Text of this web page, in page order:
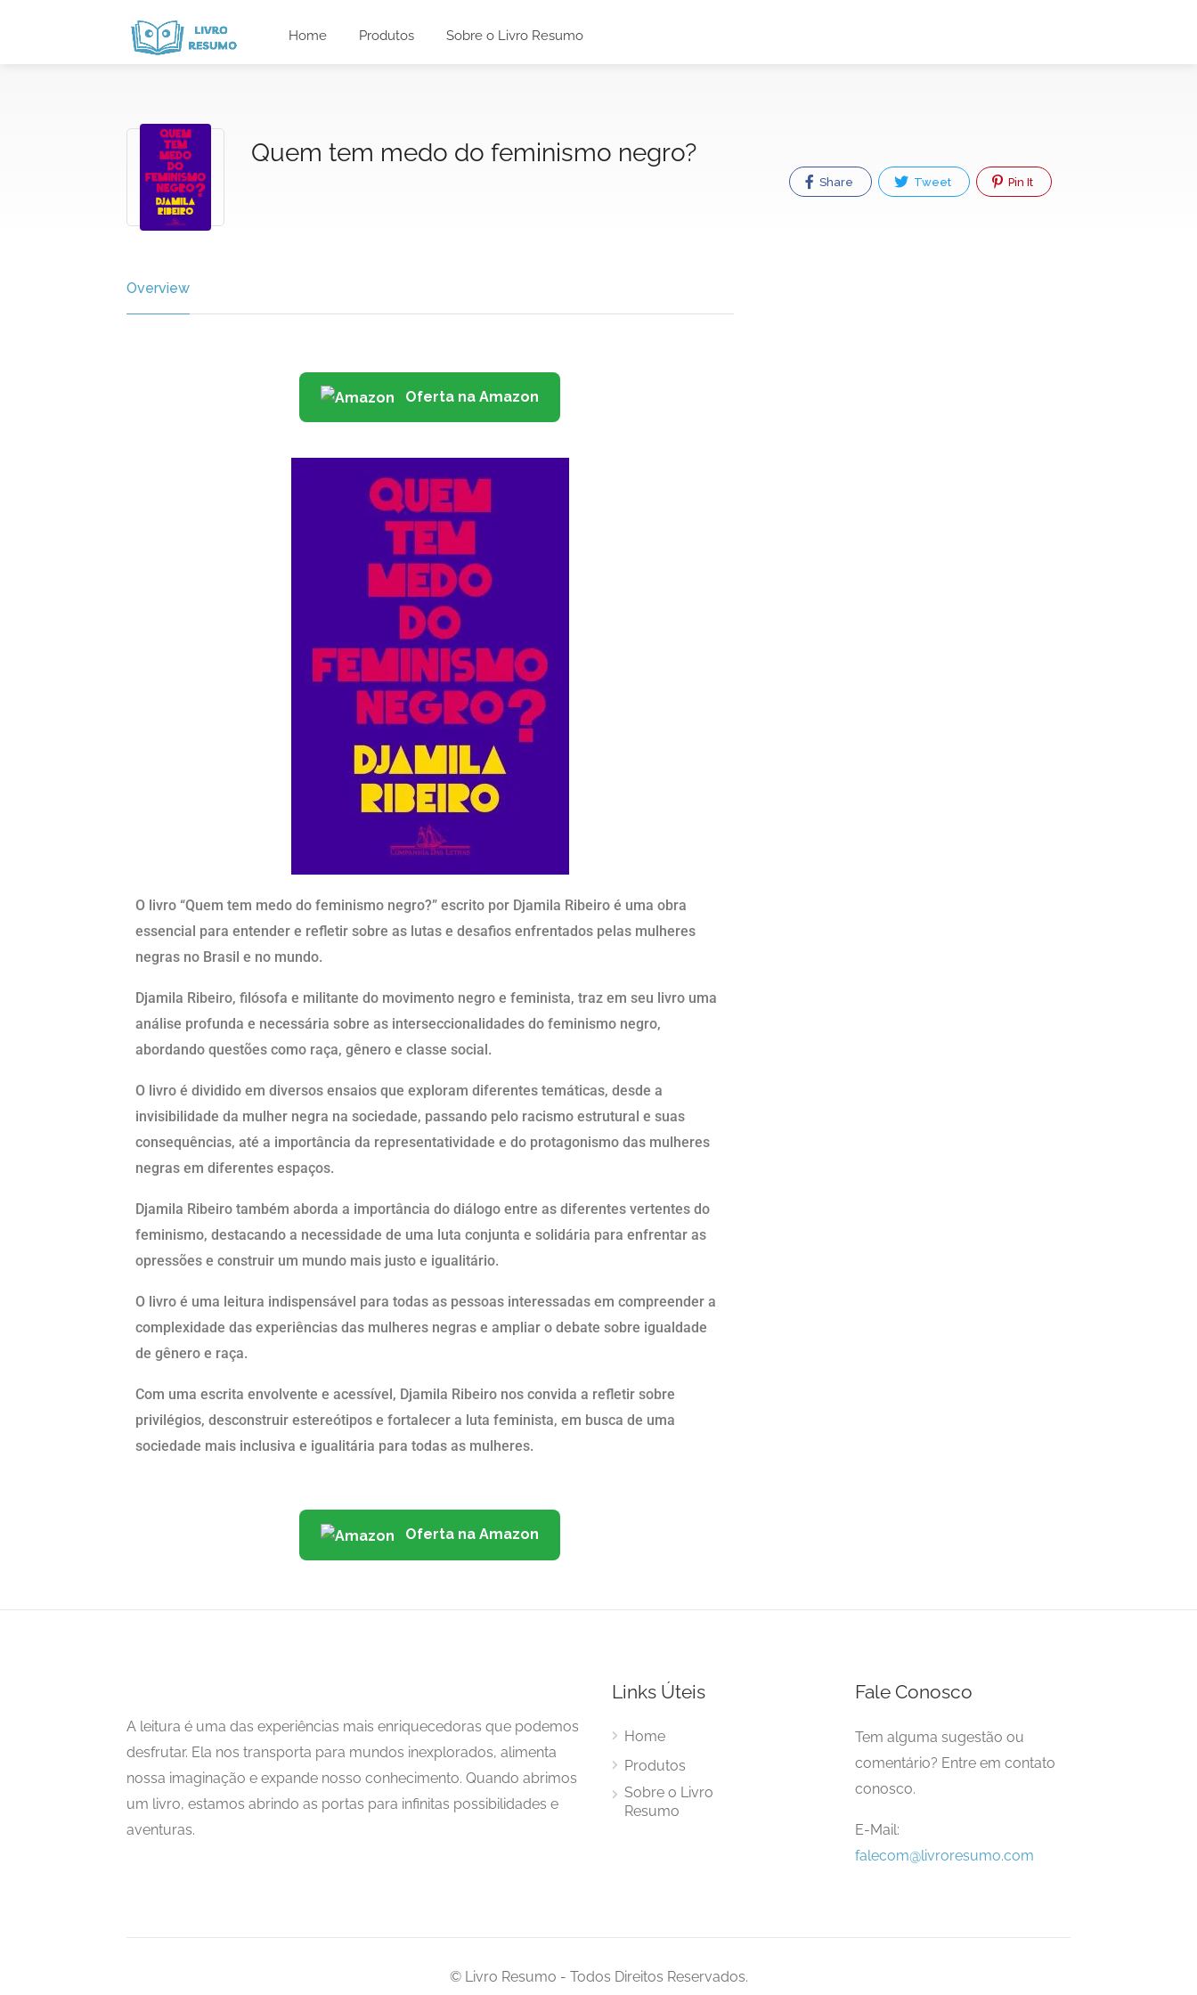
Home Produtos Sobre o Livro Resumo
Quem tem medo do feminismo negro?
Overview
Oferta na Amazon
O livro “Quem tem medo do feminismo negro?” escrito por Djamila Ribeiro é uma obra
essencial para entender e refletir sobre as lutas e desafios enfrentados pelas mulheres
negras no Brasil e no mundo.
Djamila Ribeiro, filósofa e militante do movimento negro e feminista, traz em seu livro uma
análise profunda e necessária sobre as interseccionalidades do feminismo negro,
abordando questões como raça, gênero e classe social.
O livro é dividido em diversos ensaios que exploram diferentes temáticas, desde a
invisibilidade da mulher negra na sociedade, passando pelo racismo estrutural e suas
consequências, até a importância da representatividade e do protagonismo das mulheres
negras em diferentes espaços.
Djamila Ribeiro também aborda a importância do diálogo entre as diferentes vertentes do
feminismo, destacando a necessidade de uma luta conjunta e solidária para enfrentar as
opressões e construir um mundo mais justo e igualitário.
O livro é uma leitura indispensável para todas as pessoas interessadas em compreender a
complexidade das experiências das mulheres negras e ampliar o debate sobre igualdade
de gênero e raça.
Com uma escrita envolvente e acessível, Djamila Ribeiro nos convida a refletir sobre
privilégios, desconstruir estereótipos e fortalecer a luta feminista, em busca de uma
sociedade mais inclusiva e igualitária para todas as mulheres.
Oferta na Amazon
Share Tweet Pin It
A leitura é uma das experiências mais enriquecedoras que podemos
desfrutar. Ela nos transporta para mundos inexplorados, alimenta
nossa imaginação e expande nosso conhecimento. Quando abrimos
um livro, estamos abrindo as portas para infinitas possibilidades e
aventuras.
Links Úteis
Home
Produtos
Sobre o Livro
Resumo
Fale Conosco
Tem alguma sugestão ou
comentário? Entre em contato
conosco.
E-Mail:
falecom@livroresumo.com
© Livro Resumo - Todos Direitos Reservados.